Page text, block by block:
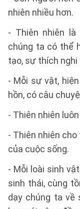
nhiên nhiều hơn.
- Thiên nhiên
chúng ta có thể
tạo, sự thích
- Mỗi sự vật,
hồn, có câu
- Thiên nhiên
- Thiên nhiên
của cuộc sống.
- Mỗi loài sinh
sinh thái, cùng
dạy chúng ta về